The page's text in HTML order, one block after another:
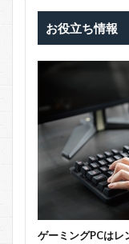
お役立ち情報
ゲーミングPCはレ